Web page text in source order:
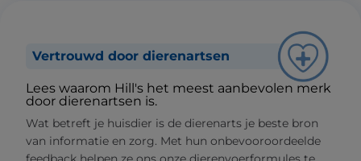
Vertrouwd door dierenartsen
Lees waarom Hill's het meest aanbevolen merk
door dierenartsen is.
Wat betreft je huisdier is de dierenarts je beste bron
van informatie en zorg. Met hun onbevooroordeelde